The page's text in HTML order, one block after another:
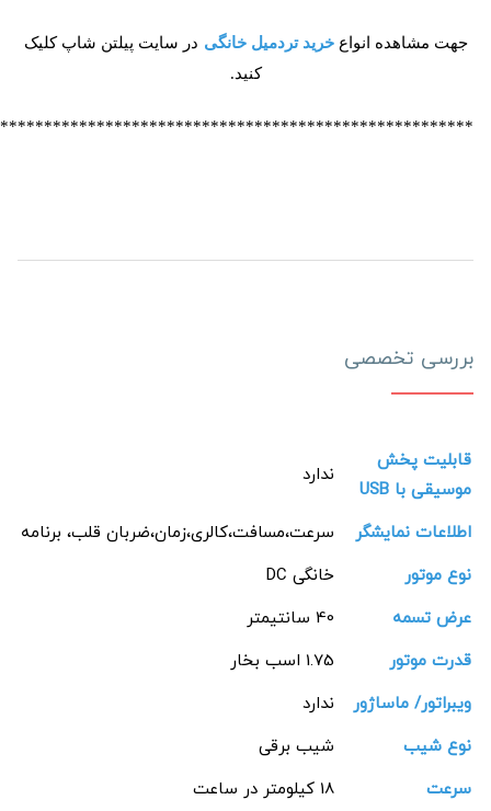
جهت مشاهده انواع خرید تردمیل خانگی در سایت پیلتن شاپ کلیک
کنید.
بررسی تخصصی
قابلیت پخش
موسیقی با USB
ندارد
اطلاعات نمایشگر
سرعت،مسافت،کالری،زمان،ضربان قلب، برنامه
نوع موتور
خانگی DC
عرض تسمه
40 سانتیمتر
قدرت موتور
1.75 اسب بخار
ویبراتور/ ماساژور
ندارد
نوع شیب
شیب برقی
سرعت
18 کیلومتر در ساعت